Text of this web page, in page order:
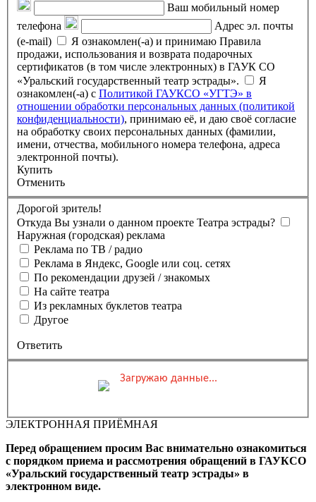
Ваш мобильный номер
телефона
Адрес эл. почты
(e-mail)
Я ознакомлен(-а) и принимаю Правила
продажи, использования и возврата подарочных
сертификатов (в том числе электронных) в ГАУК СО
«Уральский государственный театр эстрады».
Я
ознакомлен(-а) с Политикой ГАУКСО «УГТЭ» в
отношении обработки персональных данных (политикой
конфиденциальности), принимаю её, и даю своё согласие
на обработку своих персональных данных (фамилии,
имени, отчества, мобильного номера телефона, адреса
электронной почты).
Купить
Отменить
Дорогой зритель!
Откуда Вы узнали о данном проекте Театра эстрады?
Наружная (городская) реклама
Реклама по ТВ / радио
Реклама в Яндекс, Google или соц. сетях
По рекомендации друзей / знакомых
На сайте театра
Из рекламных буклетов театра
Другое
Ответить
Загружаю данные...
Вы бронируете места наМероприятие состоитсяЗал
Промокод
Применить
Фамилия, Имя (Отчество
ЭЛЕКТРОННАЯ ПРИЁМНАЯ
Перед обращением просим Вас внимательно ознакомиться
с порядком приема и рассмотрения обращений в ГАУКСО
«Уральский государственный театр эстрады» в
электронном виде.